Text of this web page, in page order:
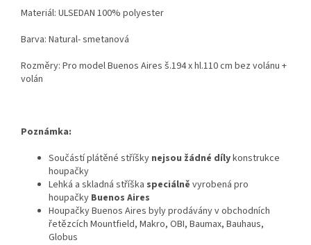
Materiál: ULSEDAN 100% polyester
Barva: Natural- smetanová
Rozměry: Pro model Buenos Aires š.194 x hl.110 cm bez volánu +
volán
Poznámka:
Součástí plátěné stříšky nejsou žádné dílykonstrukce
houpačky
Lehká a skladná stříška speciálně vyrobená pro
houpačky Buenos Aires
Houpačky Buenos Aires byly prodávány v obchodních
řetězcích Mountfield, Makro, OBI, Baumax, Bauhaus,
Globus